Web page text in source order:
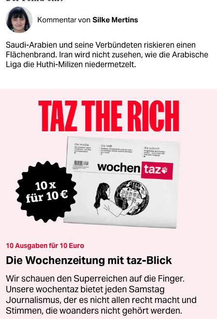
Kommentar von Silke Mertins
Saudi-Arabien und seine Verbündeten riskieren einen
Flächenbrand. Iran wird nicht zusehen, wie die Arabische
Liga die Huthi-Milizen niedermetzelt.
10 Ausgaben für 10 Euro
Die Wochenzeitung mit taz-Blick
Wir schauen den Superreichen auf die Finger.
Unsere wochentaz bietet jeden Samstag
Journalismus, der es nicht allen recht macht und
Stimmen, die woanders nicht gehört werden.